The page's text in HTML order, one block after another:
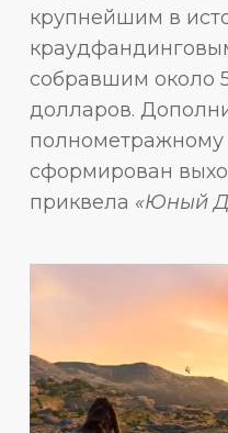
крупнейшим в
собравшим около
долларов.
сформирован
приквела «Юный